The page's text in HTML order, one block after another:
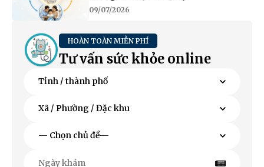
09/07/2026
HOÀN TOÀN MIỄN PHÍ
Tư vấn sức khỏe online